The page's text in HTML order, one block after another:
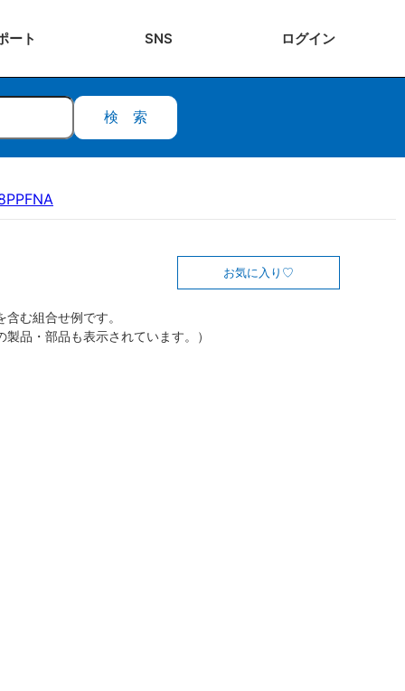
ート SNS ログイン
検索
お気に入り
む組合せ例です。
製品・部品も表示されています。）